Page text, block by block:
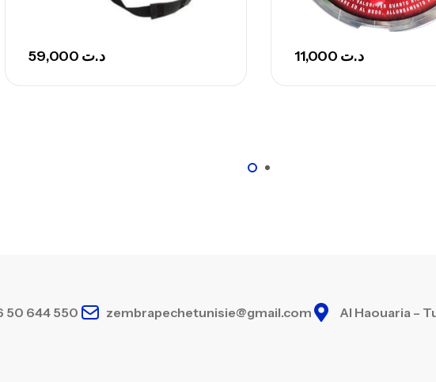
د.ت د.ت
50 644 550 zembrapechetunisie@gmail.com Al Haouaria –